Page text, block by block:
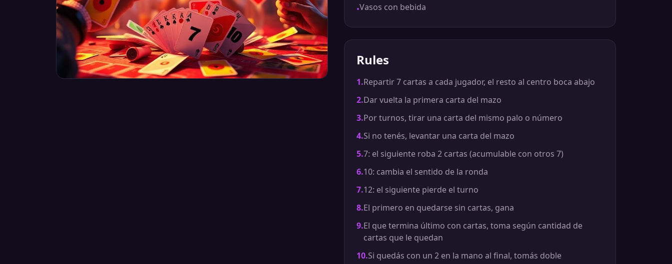
•Vasos con bebida
Rules
1.Repartir 7 cartas a cada jugador, el resto al centro boca abajo
2.Dar vuelta la primera carta del mazo
3.Por turnos, tirar una carta del mismo palo o número
4.Si no tenés, levantar una carta del mazo
5.7: el siguiente roba 2 cartas (acumulable con otros 7)
6.10: cambia el sentido de la ronda
7.12: el siguiente pierde el turno
8.El primero en quedarse sin cartas, gana
9.El que termina último con cartas, toma según cantidad de
cartas que le quedan
10.Si quedás con un 2 en la mano al final, tomás doble